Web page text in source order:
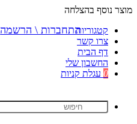
מוצר נוסף בהצלחה
קטגוריות
צרו קשר
דף הבית
החשבון שלי
0 עגלת קניות
התחברות \ הרשמה